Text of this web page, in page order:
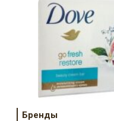
Бренды